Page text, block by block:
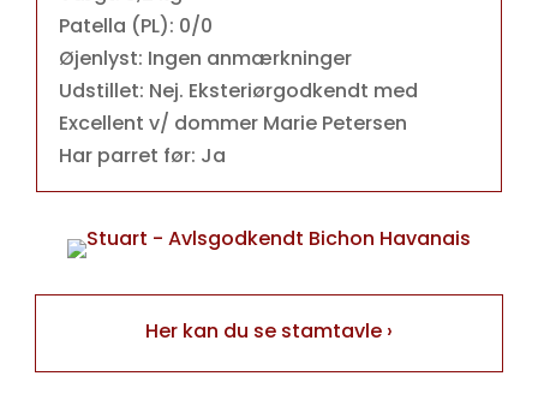
Patella (PL): 0/0
Øjenlyst: Ingen anmærkninger
Udstillet: Nej. Eksteriørgodkendt med
Excellent v/ dommer Marie Petersen
Har parret før: Ja
Her kan du se stamtavle ›